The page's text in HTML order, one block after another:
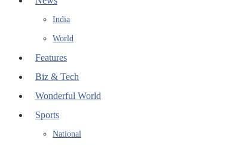
India
World
Features
Biz & Tech
Wonderful World
Sports
National